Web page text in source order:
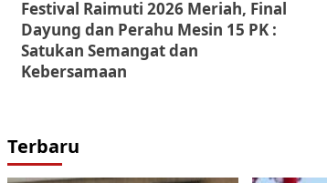
Festival Raimuti 2026 Meriah, Final
Dayung dan Perahu Mesin 15 PK :
Satukan Semangat dan
Kebersamaan
Terbaru